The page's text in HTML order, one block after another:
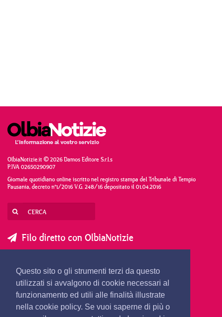
Questo sito o gli strumenti terzi da questo
utilizzati si avvalgono di cookie necessari al
funzionamento ed utili alle finalità illustrate
nella cookie policy. Se vuoi saperne di più o
OlbiaNotizie.it © 2026 Damos Editore S.r.l.s
P.IVA 02650290907
Giornale quotidiano online iscritto nel registro stampa del Tribunale di Tempio
Pausania, decreto n°1/2016 V.G. 248/16 depositato il 01.04.2016
Filo diretto con OlbiaNotizie
SEGNALA UNA NOTIZIA
SEGNALA UN EVENTO
redazione@olbianotizie.it